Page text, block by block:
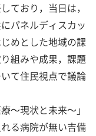
ており，当日は，
パネルディスカッ
めとした地域の課
組みや成果，課題
て住民視点で議論
～現状と未来～」
る病院が無い吉備